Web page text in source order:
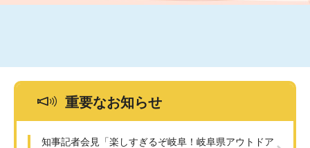
重要なお知らせ
知事記者会見「楽しすぎるぞ岐阜！岐阜県アウトドア